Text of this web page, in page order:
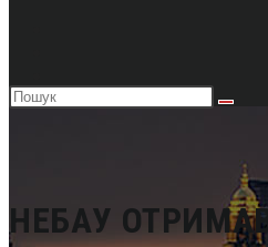
Пошук
НЕБАУ